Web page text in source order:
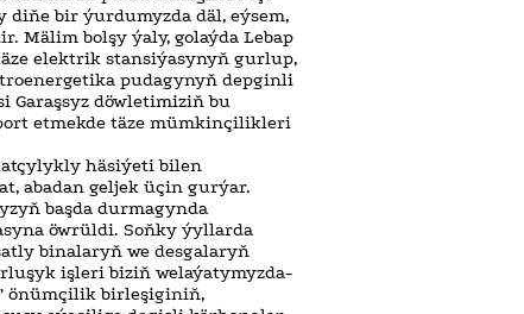
bir ýurdumyzda däl, eýsem,
Mälim bolşy ýaly, golaýda Lebap
elektrik stansiýasynyň gurlup,
pudagynyň depginli
Garaşsyz döwletimiziň bu
etmekde täze mümkinçilikleri
häsiýeti bilen
abadan geljek üçin gurýar.
başda durmagynda
öwrüldi. Soňky ýyllarda
binalaryň we desgalaryň
işleri biziň welaýatymyzda-
önümçilik birleşiginiň,